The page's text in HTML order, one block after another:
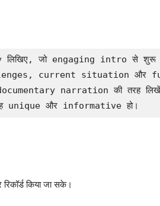
लिखिए, जो engaging intro से
current situation और
narration की तरह
unique और informative हो।
किया जा सके।